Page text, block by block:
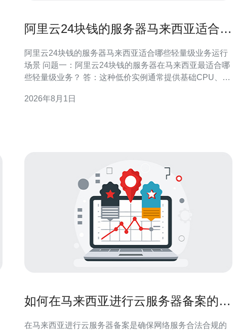
阿里云24块钱的服务器马来西亚适合哪
阿里云24块钱的服务器马来西亚适合哪些轻量级业务运行
场景 问题一：阿里云24块钱的服务器在马来西亚最适合哪
些轻量级业务？ 答：这种低价实例通常提供基础CPU、有
个人或团队的文档分享站点、轻量级的CMS（如
2026年8月1日
如何在马来西亚进行云服务器备案的全
在马来西亚进行云服务器备案是确保网络服务合法合规的